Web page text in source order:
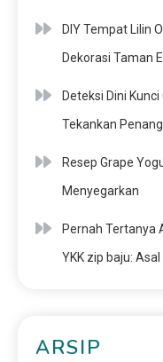
DIY Tempat Lilin
Dekorasi Taman
Deteksi Dini
Tekankan
Resep Grape
Menyegarkan
Pernah Tertanya
YKK zip baju:
ARSIP